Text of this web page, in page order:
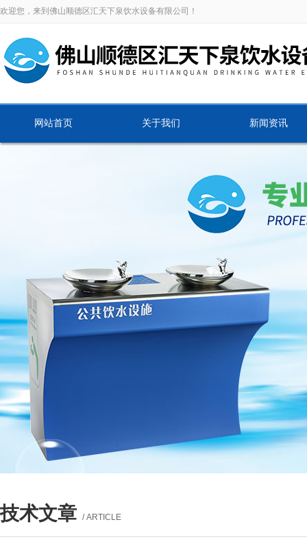
欢迎您，来到佛山顺德区汇天下泉饮水设备有限公司！
网站首页 关于我们 新闻资讯
技术文章 / ARTICLE